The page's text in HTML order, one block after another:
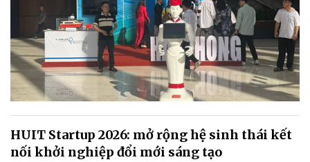
HUIT Startup 2026: mở rộng hệ sinh thái kết
nối khởi nghiệp đổi mới sáng tạo